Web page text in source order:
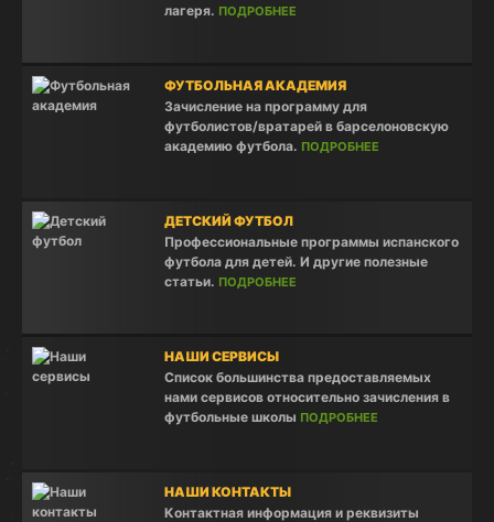
лагеря. ПОДРОБНЕЕ
ФУТБОЛЬНАЯ АКАДЕМИЯ
Зачисление на программу для
футболистов/вратарей в барселоновскую
академию футбола. ПОДРОБНЕЕ
ДЕТСКИЙ ФУТБОЛ
Профессиональные программы испанского
футбола для детей. И другие полезные
статьи. ПОДРОБНЕЕ
НАШИ СЕРВИСЫ
Список большинства предоставляемых
нами сервисов относительно зачисления в
футбольные школы ПОДРОБНЕЕ
НАШИ КОНТАКТЫ
Контактная информация и реквизиты